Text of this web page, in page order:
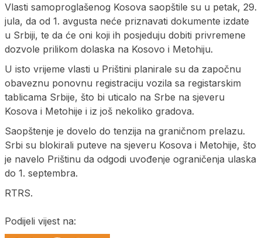
Vlasti samoproglašenog Kosova saopštile su u petak, 29.
jula, da od 1. avgusta neće priznavati dokumente izdate
u Srbiji, te da će oni koji ih posjeduju dobiti privremene
dozvole prilikom dolaska na Kosovo i Metohiju.
U isto vrijeme vlasti u Prištini planirale su da započnu
obaveznu ponovnu registraciju vozila sa registarskim
tablicama Srbije, što bi uticalo na Srbe na sjeveru
Kosova i Metohije i iz još nekoliko gradova.
Saopštenje je dovelo do tenzija na graničnom prelazu.
Srbi su blokirali puteve na sjeveru Kosova i Metohije, što
je navelo Prištinu da odgodi uvođenje ograničenja ulaska
do 1. septembra.
RTRS.
Podijeli vijest na: